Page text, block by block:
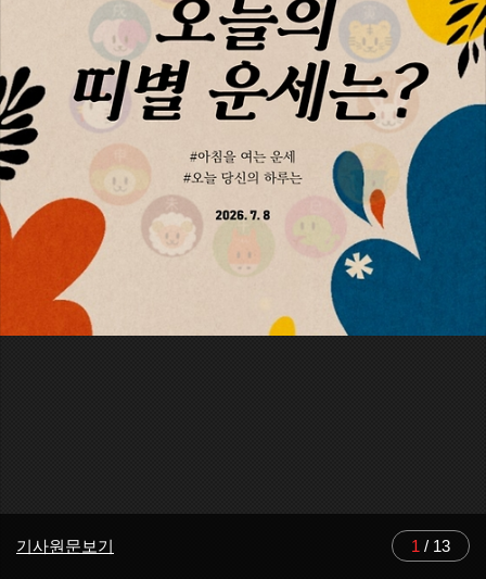
기사원문보기 1 / 13